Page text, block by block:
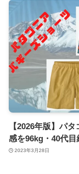
【2026年版】パ
感を96kg・40代
2023年3月28日